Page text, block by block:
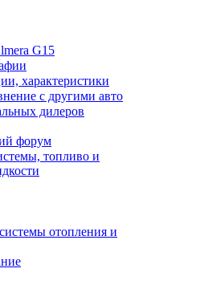
G15
характеристики
с другими авто
дилеров
форум
топливо и
отопления и